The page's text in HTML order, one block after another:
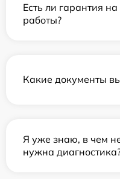
Есть ли гарантия
работы?
Какие документы
Я уже знаю, в чем
нужна